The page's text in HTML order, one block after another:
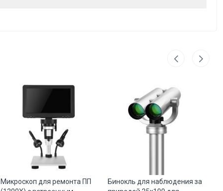
Микроскоп для ремонта ПП
Бинокль для наблюдения за